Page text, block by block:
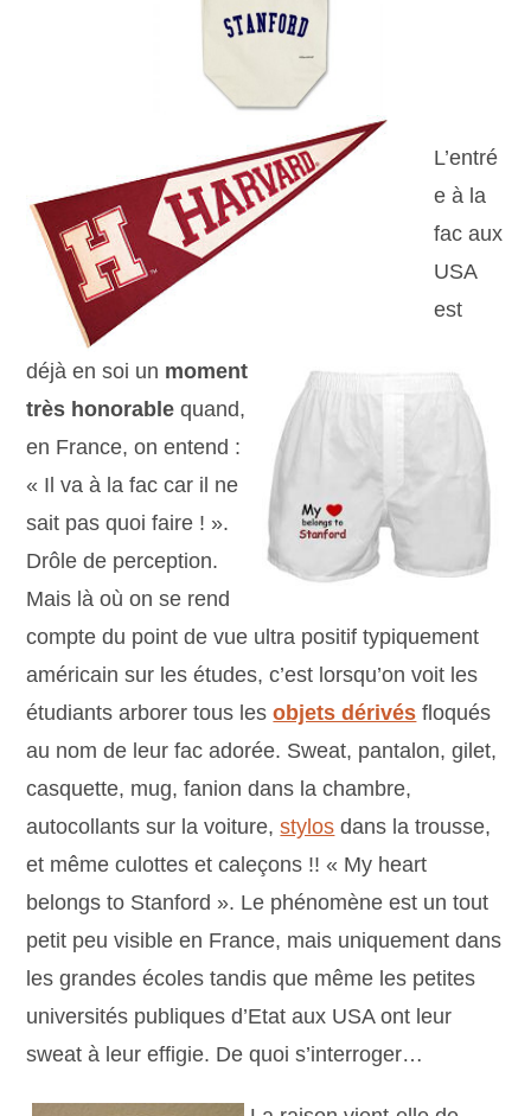
L’entré
e à la
fac aux
USA
est
déjà en soi un moment
très honorablequand,
en France, on entend :
« Il va à la fac car il ne
sait pas quoi faire ! ».
Drôle de perception.
Mais là où on se rend
compte du point de vue ultra positif typiquement
américain sur les études, c’est lorsqu’on voit les
étudiants arborer tous lesobjets dérivés floqués
au nom de leur fac adorée. Sweat, pantalon, gilet,
casquette, mug, fanion dans la chambre,
autocollants sur la voiture,stylos dans la trousse,
et même culottes et caleçons !! « My heart
belongs to Stanford ». Le phénomène est un tout
petit peu visible en France, mais uniquement dans
les grandes écoles tandis que même les petites
universités publiques d’Etat aux USA ont leur
sweat à leur effigie. De quoi s’interroger…